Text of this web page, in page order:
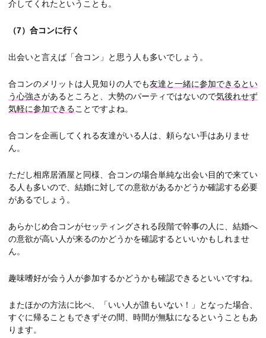
介してくれたということも。
（7） 合コンに行く
出会いと言えば「合コン」と思う人も多いでしょう。
合コンのメリットは人見知りの人でも友達と一緒に参加できるとい
う心強さがあるところと、大勢のパーティではないので気後れせず
気軽に参加できることですよね。
合コンを企画してくれる友達がいる人は、頼らない手はありませ
ん。
ただし相席居酒屋と同様、合コンの場合単純な出会い目的で来てい
る人も多いので、結婚に対しての意欲があるかどうか確認する必要
があるでしょう。
あらかじめ合コンがセッティングされる段階で幹事の人に、結婚へ
の意欲が高い人が来るのかどうかを確認するといいかもしれませ
ん。
趣味嗜好が会う人が参加するかどうかも確認できるといいですね。
またほかの方法に比べ、「いい人が誰もいない！」となった場合、
すぐに帰ることもできずその間、時間が無駄になるということもあ
ります。